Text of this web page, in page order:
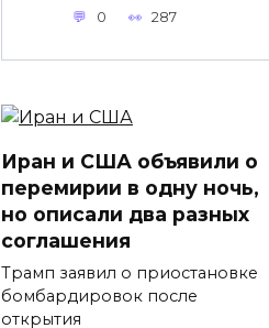
0 287
Иран и США объявили о
перемирии в одну ночь,
но описали два разных
соглашения
Трамп заявил о приостановке
бомбардировок после
открытия